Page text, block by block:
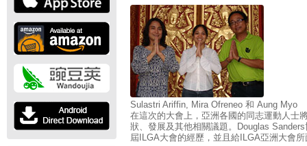
Sulastri Ariffin, Mira Ofreneo 和 Aung Myo
在這次的大會上，亞洲各國的同志運動人士
狀、發展及其他相關議題。Douglas
屆ILGA大會的經歷，並且給ILGA亞洲大會